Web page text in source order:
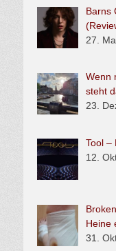
Barns
27.
Wenn
steht
23.
Tool –
12.
Heine
31.